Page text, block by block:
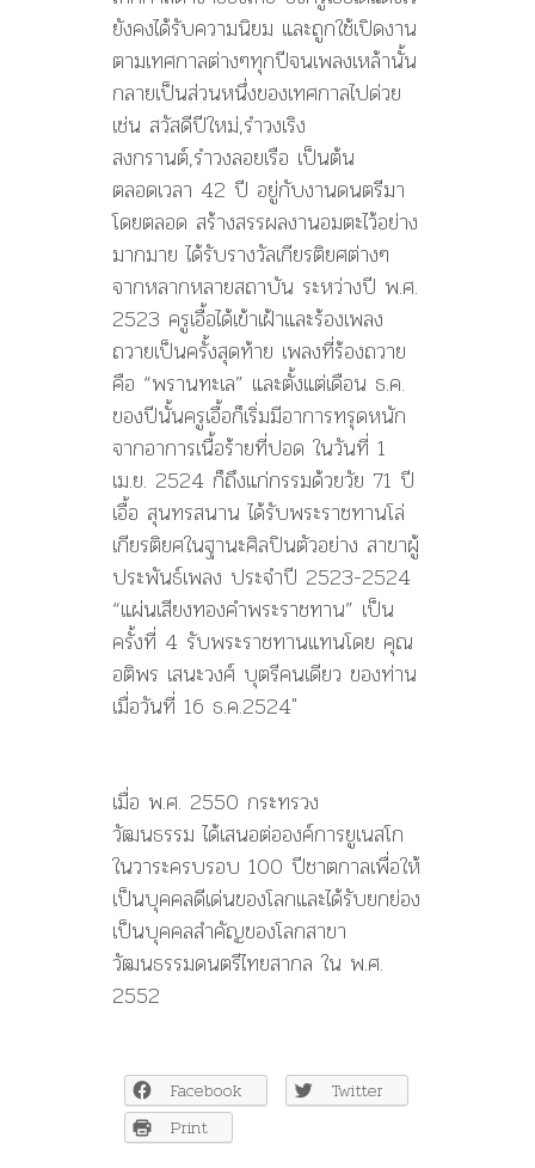
ยังคงได้รับความนิยม และถูกใช้เปิดงาน
ตามเทศกาลต่างๆทุกปีจนเพลงเหล้านั้น
กลายเป็นส่วนหนึ่งของเทศกาลไปด่วย
เช่น สวัสดีปีใหม่,รำวงเริง
สงกรานต์,รำวงลอยเรือ เป็นต้น
ตลอดเวลา 42 ปี อยู่กับงานดนตรีมา
โดยตลอด สร้างสรรผลงานอมตะไว้อย่าง
มากมาย ได้รับรางวัลเกียรติยศต่างๆ
จากหลากหลายสถาบัน ระหว่างปี พ.ศ.
2523 ครูเอื้อได้เข้าเฝ้าและร้องเพลง
ถวายเป็นครั้งสุดท้าย เพลงที่ร้องถวาย
คือ “พรานทะเล” และตั้งแต่เดือน ธ.ค.
ของปีนั้นครูเอื้อก็เริ่มมีอาการทรุดหนัก
จากอาการเนื้อร้ายที่ปอด ในวันที่ 1
เม.ย. 2524 ก็ถึงแก่กรรมด้วยวัย 71 ปี
เอื้อ สุนทรสนาน ได้รับพระราชทานโล่
เกียรติยศในฐานะศิลปินตัวอย่าง สาขาผู้
ประพันธ์เพลง ประจำปี 2523-2524
“แผ่นเสียงทองคำพระราชทาน” เป็น
ครั้งที่ 4 รับพระราชทานแทนโดย คุณ
อติพร เสนะวงศ์ บุตรีคนเดียว ของท่าน
เมื่อวันที่ 16 ธ.ค.2524″
เมื่อ พ.ศ. 2550 กระทรวง
วัฒนธรรม ได้เสนอต่อองค์การยูเนสโก
ในวาระครบรอบ 100 ปีชาตกาลเพื่อให้
เป็นบุคคลดีเด่นของโลกและได้รับยกย่อง
เป็นบุคคลสำคัญของโลกสาขา
วัฒนธรรมดนตรีไทยสากล ใน พ.ศ.
2552
Facebook
Twitter
Print